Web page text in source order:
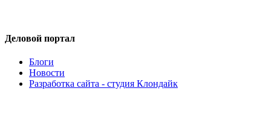
Деловой портал
Блоги
Новости
Разработка сайта - студия Клондайк